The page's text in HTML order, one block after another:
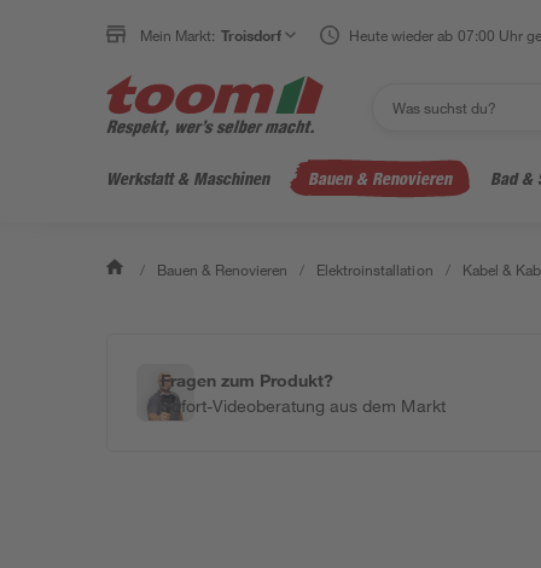
Mein Markt: Troisdorf Heute wieder ab 07:00 Uhr
Werkstatt & Maschinen Bauen & Renovieren Bad &
/ Bauen & Renovieren / Elektroinstallation / Kabel &
Fragen zum Produkt?
Sofort-Videoberatung aus dem Markt